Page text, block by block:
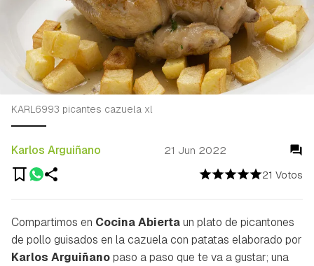
21 Votos
Karlos Arguiñano 21 Jun 2022
KARL6993 picantes cazuela xl
Compartimos en Cocina Abiertaun plato de picantones
de pollo guisados en la cazuela con patatas elaborado por
Karlos Arguiñanopaso a paso que te va a gustar; una